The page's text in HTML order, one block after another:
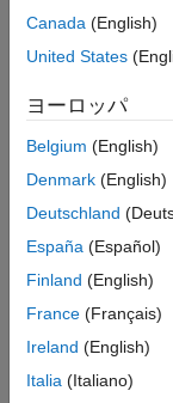
Canada (English)
United States
ヨーロッパ
Belgium (English)
Denmark (English)
Deutschland
España (Español)
Finland (English)
France (Français)
Ireland (English)
Italia (Italiano)
トラストセンター
違法コピー防止
© 1994-2026